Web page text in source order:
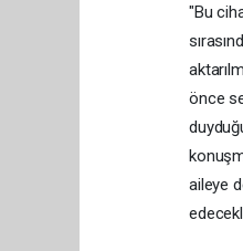
"Bu
önce
aileye